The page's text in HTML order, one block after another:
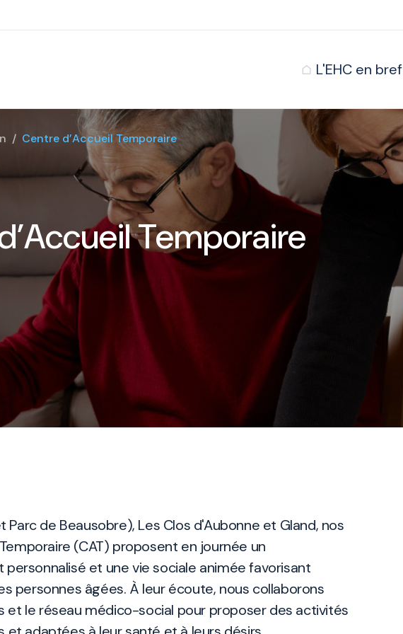
L'EHC en bref
Centre d’Accueil Temporaire
Temporaire
de Beausobre), Les Clos d'Aubonne et Gland, nos
(CAT) proposent en journée un
et une vie sociale animée favorisant
personnes âgées. À leur écoute, nous collaborons
et le réseau médico-social pour proposer des activités